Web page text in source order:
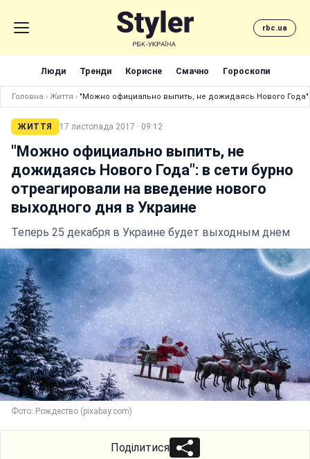
rbc.ua
Люди Тренди Корисне Смачно Гороскопи
Головна › Життя › "Можно официально выпить, не дожидаясь Нового
ЖИТТЯ 17 листопада 2017 · 09:12
"Можно официально выпить, не
дожидаясь Нового Года": в сети бурно
отреагировали на введение нового
выходного дня в Украине
Теперь 25 декабря в Украине будет выходным днем
Фото: Рождество (pixabay.com)
Поділитися